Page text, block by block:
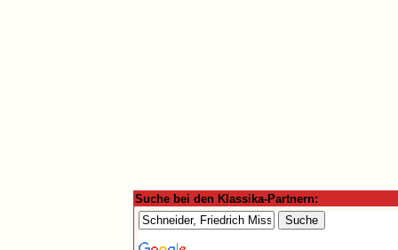
Suche bei den Klassika-Partnern: